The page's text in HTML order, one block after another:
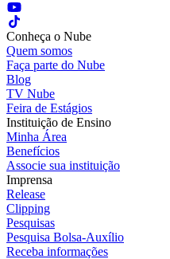
Conheça o Nube
Quem somos
Faça parte do Nube
Blog
TV Nube
Feira de Estágios
Instituição de Ensino
Minha Área
Benefícios
Associe sua instituição
Imprensa
Release
Clipping
Pesquisas
Pesquisa Bolsa-Auxílio
Receba informações